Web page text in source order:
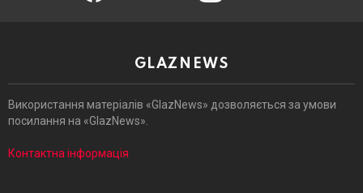
GLAZNEWS
Використання матеріалів «GlazNews» дозволяється за умови
посилання на «GlazNews».
Контактна інформація